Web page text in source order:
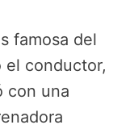
famosa del
el conductor,
con una